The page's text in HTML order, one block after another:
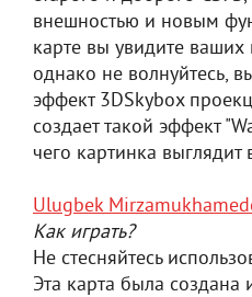
внешностью и новым
карте вы увидите ваших
однако не волнуйтесь,
эффект 3DSkybox
создает такой эффект
чего картинка
Ulugbek
Как играть?
Не стесняйтесь
Эта карта была создана